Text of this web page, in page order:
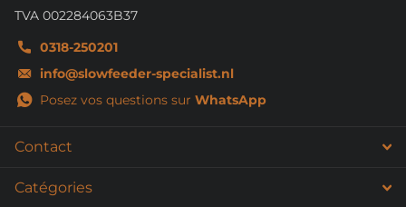
TVA 002284063B37
0318-250201
info@slowfeeder-specialist.nl
Posez vos questions sur WhatsApp
Contact
Catégories